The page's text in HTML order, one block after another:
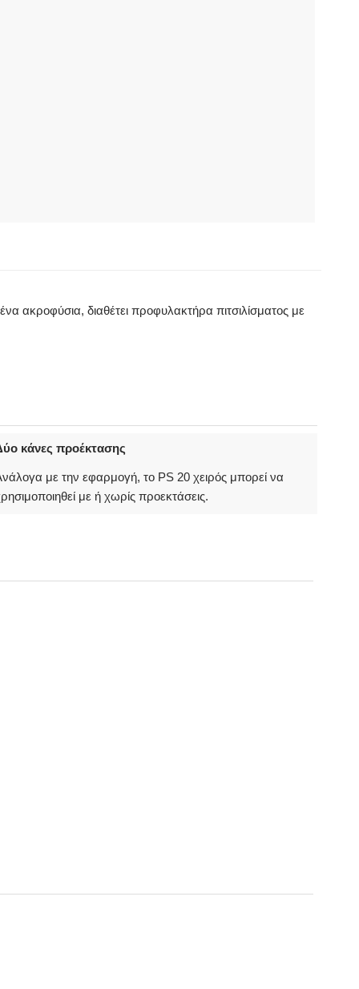
ακροφύσια, διαθέτει προφυλακτήρα πιτσιλίσματος με
κάνες προέκτασης
με την εφαρμογή, το PS 20 χειρός μπορεί να
με ή χωρίς προεκτάσεις.